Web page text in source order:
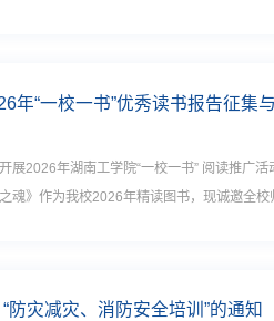
年“一校一书”优秀读书报告征集
展2026年湖南工学院“一校一书” 阅读推广
魂》作为我校2026年精读图书，现诚邀全
防灾减灾、消防安全培训”的通知